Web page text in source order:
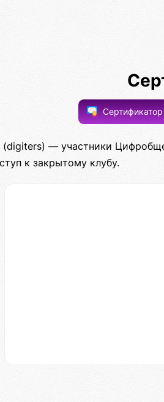
— участники
к закрытому клубу.